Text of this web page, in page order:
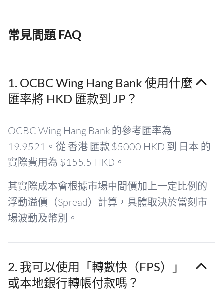
常見問題 FAQ
1. OCBC Wing Hang Bank 使用什麼
匯率將 HKD 匯款到 JP？
OCBC Wing Hang Bank 的參考匯率為
19.9521。從 香港 匯款 $5000 HKD 到 日本 的
實際費用為 $155.5 HKD。
其實際成本會根據市場中間價加上一定比例的
浮動溢價（Spread）計算，具體取決於當刻市
場波動及幣別。
2. 我可以使用「轉數快（FPS）」
或本地銀行轉帳付款嗎？